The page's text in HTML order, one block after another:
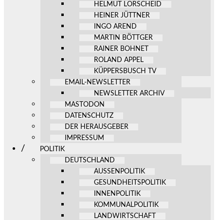
HELMUT LORSCHEID
HEINER JÜTTNER
INGO AREND
MARTIN BÖTTGER
RAINER BOHNET
ROLAND APPEL
KÜPPERSBUSCH TV
EMAIL-NEWSLETTER
NEWSLETTER ARCHIV
MASTODON
DATENSCHUTZ
DER HERAUSGEBER
IMPRESSUM
POLITIK
DEUTSCHLAND
AUSSENPOLITIK
GESUNDHEITSPOLITIK
INNENPOLITIK
KOMMUNALPOLITIK
LANDWIRTSCHAFT